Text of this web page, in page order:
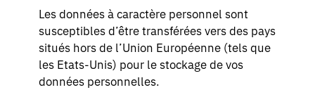
Les données à caractère personnel sont
susceptibles d’être transférées vers des pays
situés hors de l’Union Européenne (tels que
les Etats-Unis) pour le stockage de vos
données personnelles.